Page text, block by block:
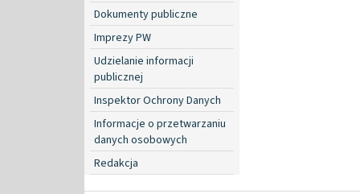
Dokumenty publiczne
Imprezy PW
Udzielanie informacji
publicznej
Inspektor Ochrony Danych
Informacje o przetwarzaniu
danych osobowych
Redakcja